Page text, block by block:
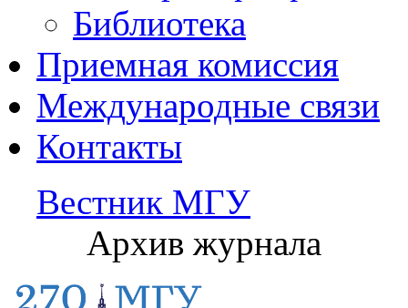
Библиотека
Приемная комиссия
Международные связи
Контакты
Вестник МГУ
Архив журнала